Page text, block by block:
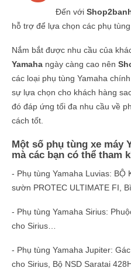
Đến với
hỗ trợ để lựa chọn các phụ
Nắm bắt được nhu cầu của
Yamaha ngày càng cao nên
các loại phụ tùng Yamaha
sự lựa chọn cho khách hàng
đó đáp ứng tối đa nhu cầu về
cách tốt.
Một số phụ tùng xe máy
mà các bạn có thể tham
- Phụ tùng Yamaha Luvias: BỘ
sườn PROTEC ULTIMATE FI,
- Phụ tùng Yamaha Sirius:
cho Sirius…
- Phụ tùng Yamaha Jupiter:
cho Sirius, Bộ NSD Saratai